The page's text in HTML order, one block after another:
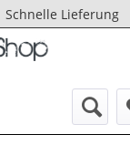
Schnelle Lieferung